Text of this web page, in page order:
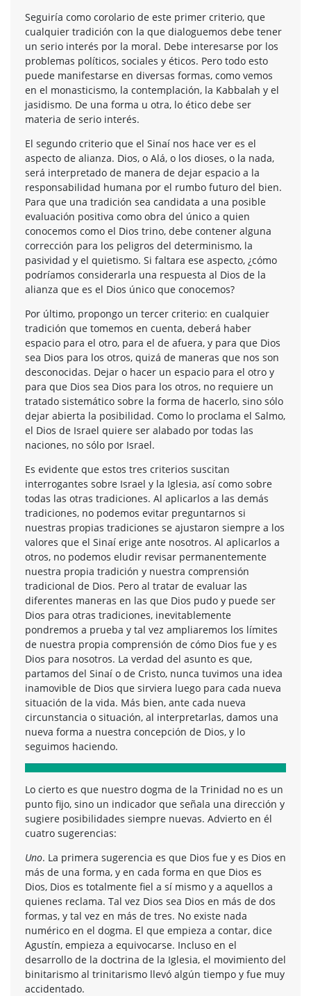
Seguiría como corolario de este primer criterio, que
cualquier tradición con la que dialoguemos debe tener
un serio interés por la moral. Debe interesarse por los
problemas políticos, sociales y éticos. Pero todo esto
puede manifestarse en diversas formas, como vemos
en el monasticismo, la contemplación, la Kabbalah y el
jasidismo. De una forma u otra, lo ético debe ser
materia de serio interés.
El segundo criterio que el Sinaí nos hace ver es el
aspecto de alianza. Dios, o Alá, o los dioses, o la nada,
será interpretado de manera de dejar espacio a la
responsabilidad humana por el rumbo futuro del bien.
Para que una tradición sea candidata a una posible
evaluación positiva como obra del único a quien
conocemos como el Dios trino, debe contener alguna
corrección para los peligros del determinismo, la
pasividad y el quietismo. Si faltara ese aspecto, ¿cómo
podríamos considerarla una respuesta al Dios de la
alianza que es el Dios único que conocemos?
Por último, propongo un tercer criterio: en cualquier
tradición que tomemos en cuenta, deberá haber
espacio para el otro, para el de afuera, y para que Dios
sea Dios para los otros, quizá de maneras que nos son
desconocidas. Dejar o hacer un espacio para el otro y
para que Dios sea Dios para los otros, no requiere un
tratado sistemático sobre la forma de hacerlo, sino sólo
dejar abierta la posibilidad. Como lo proclama el Salmo,
el Dios de Israel quiere ser alabado por todas las
naciones, no sólo por Israel.
Es evidente que estos tres criterios suscitan
interrogantes sobre Israel y la Iglesia, así como sobre
todas las otras tradiciones. Al aplicarlos a las demás
tradiciones, no podemos evitar preguntarnos si
nuestras propias tradiciones se ajustaron siempre a los
valores que el Sinaí erige ante nosotros. Al aplicarlos a
otros, no podemos eludir revisar permanentemente
nuestra propia tradición y nuestra comprensión
tradicional de Dios. Pero al tratar de evaluar las
diferentes maneras en las que Dios pudo y puede ser
Dios para otras tradiciones, inevitablemente
pondremos a prueba y tal vez ampliaremos los límites
de nuestra propia comprensión de cómo Dios fue y es
Dios para nosotros. La verdad del asunto es que,
partamos del Sinaí o de Cristo, nunca tuvimos una idea
inamovible de Dios que sirviera luego para cada nueva
situación de la vida. Más bien, ante cada nueva
circunstancia o situación, al interpretarlas, damos una
nueva forma a nuestra concepción de Dios, y lo
seguimos haciendo.
Lo cierto es que nuestro dogma de la Trinidad no es un
punto fijo, sino un indicador que señala una dirección y
sugiere posibilidades siempre nuevas. Advierto en él
cuatro sugerencias:
Uno. La primera sugerencia es que Dios fue y es Dios en
más de una forma, y en cada forma en que Dios es
Dios, Dios es totalmente fiel a sí mismo y a aquellos a
quienes reclama. Tal vez Dios sea Dios en más de dos
formas, y tal vez en más de tres. No existe nada
numérico en el dogma. El que empieza a contar, dice
Agustín, empieza a equivocarse. Incluso en el
desarrollo de la doctrina de la Iglesia, el movimiento del
binitarismo al trinitarismo llevó algún tiempo y fue muy
accidentado.